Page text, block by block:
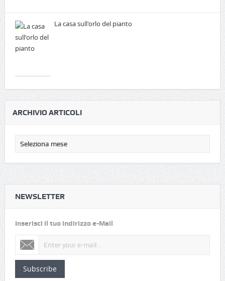
La casa sull'orlo del pianto
ARCHIVIO ARTICOLI
NEWSLETTER
Inserisci il tuo indirizzo e-Mail
Subscribe